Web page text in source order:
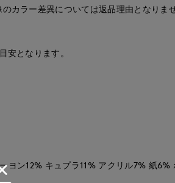
カラー差異については返品理由となりま
安となります。
ヨン12% キュプラ11% アクリル7% 紙6%